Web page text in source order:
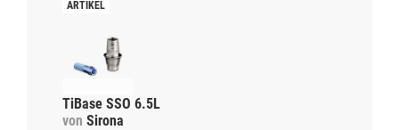
TiBase SSO 6.5L
von Sirona